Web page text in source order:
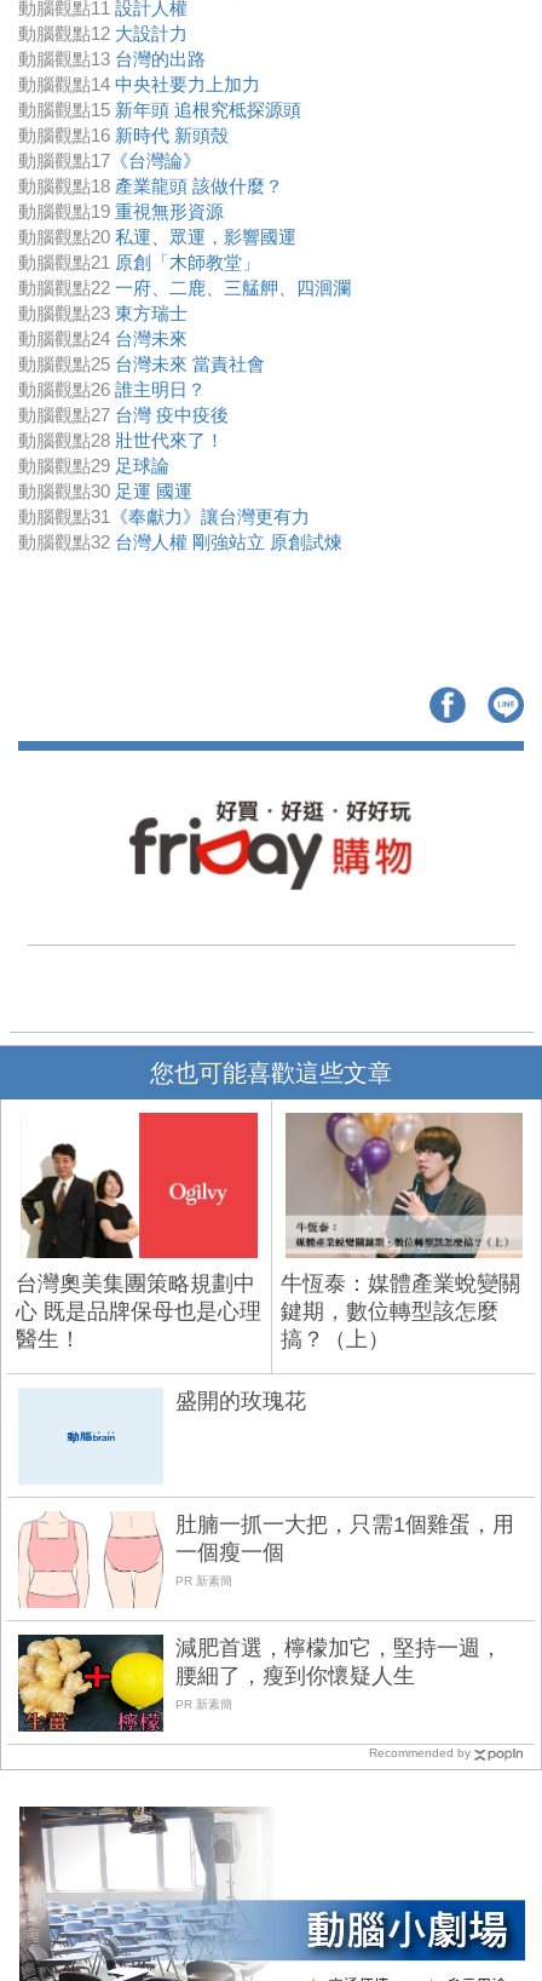
動腦觀點11 設計人權
動腦觀點12 大設計力
動腦觀點13 台灣的出路
動腦觀點14 中央社要力上加力
動腦觀點15 新年頭 追根究柢探源頭
動腦觀點16 新時代 新頭殼
動腦觀點17 《台灣論》
動腦觀點18 產業龍頭 該做什麼？
動腦觀點19 重視無形資源
動腦觀點20 私運、眾運，影響國運​
動腦觀點21 原創「木師教堂」
動腦觀點22 一府、二鹿、三艋舺、四洄瀾
動腦觀點23 東方瑞士
動腦觀點24 台灣未來
動腦觀點25 台灣未來 當責社會
動腦觀點26 誰主明日？
動腦觀點27 台灣 疫中疫後
動腦觀點28 壯世代來了！
動腦觀點29 足球論
動腦觀點30 足運 國運
動腦觀點31 《奉獻力》讓台灣更有力
動腦觀點32 台灣人權 剛強站立 原創試煉
您也可能喜歡這些文章
台灣奧美集團策略規劃中
心 既是品牌保母也是心理
醫生！
牛恆泰：媒體產業蛻變關
鍵期，數位轉型該怎麼
搞？（上）
盛開的玫瑰花
肚腩一抓一大把，只需1個雞蛋，用
一個瘦一個
PR 新素簡
減肥首選，檸檬加它，堅持一週，
腰細了，瘦到你懷疑人生
PR 新素簡
Recommended by